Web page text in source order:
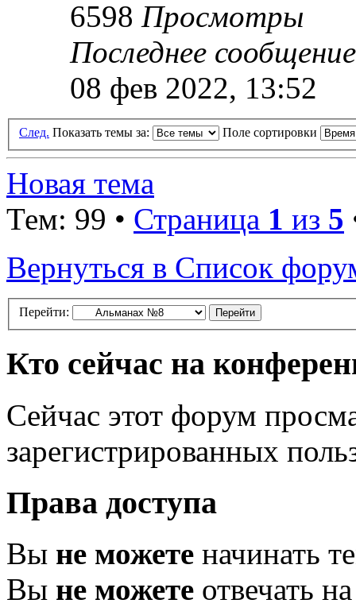
6598 Просмотры
Последнее
08 фев 2022, 13:52
След. Показать темы за: Поле сортировки
Новая тема
Тем: 99 • Страница 1 из 5
Вернуться в Список
Перейти:
Кто сейчас на
Сейчас этот форум
зарегистрированных
Права доступа
Вы не можете начинать
Вы не можете отвечать